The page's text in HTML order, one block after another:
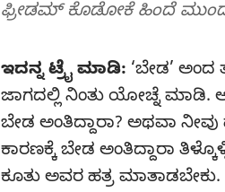
ಫ್ರೀಡಮ್‌ ಕೊಡೋಕೆ ಹಿಂದೆ
ಇದನ್ನ ಟ್ರೈ ಮಾಡಿ: ‘ಬೇಡ’
ಜಾಗದಲ್ಲಿ ನಿಂತು ಯೋಚ್ನೆ ಮಾಡಿ.
ಬೇಡ ಅಂತಿದ್ದಾರಾ? ಅಥವಾ
ಕಾರಣಕ್ಕೆ ಬೇಡ ಅಂತಿದ್ದಾರಾ
ಕೂತು ಅವರ ಹತ್ರ